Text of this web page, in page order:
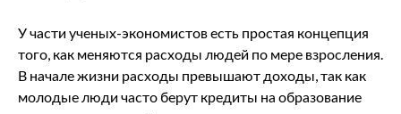
У части ученых-экономистов есть простая концепция
того, как меняются расходы людей по мере взросления.
В начале жизни расходы превышают доходы, так как
молодые люди часто берут кредиты на образование